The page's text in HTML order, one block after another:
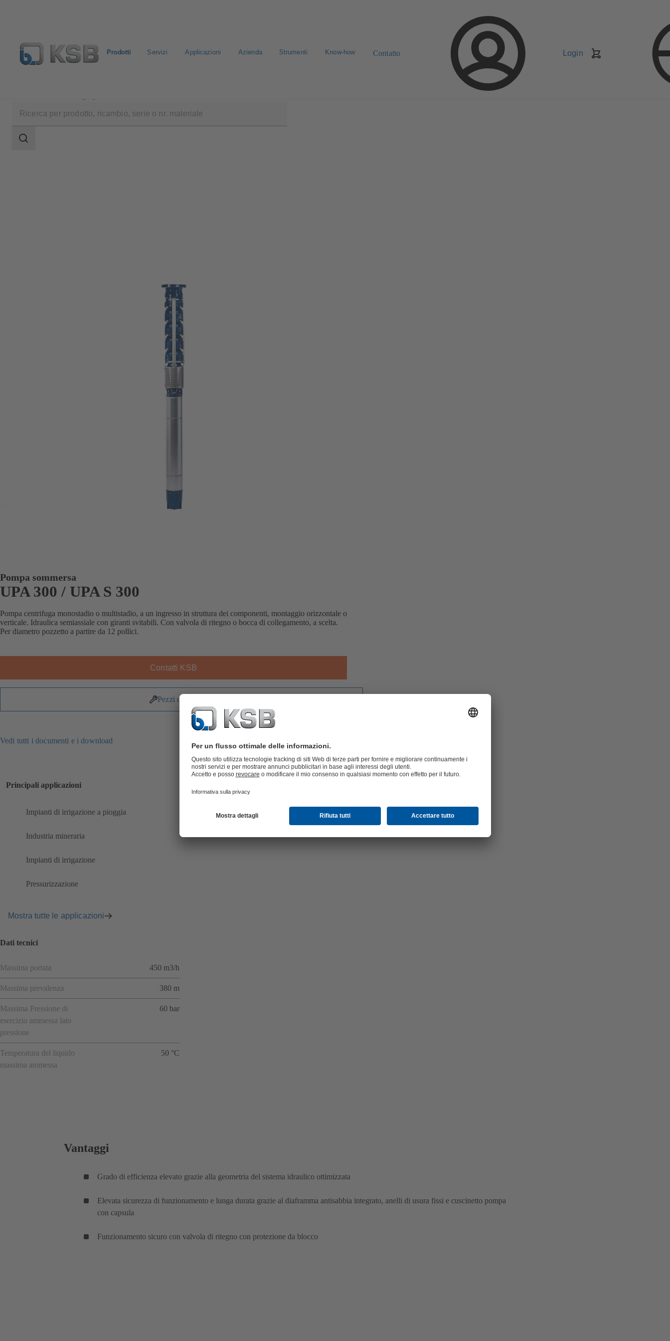
Prodotti Servizi Applicazioni Azienda Strumenti Know-how Contatto Login
della
Ambito
Pompa sommersa
UPA 300 / UPA S 300
Pompa centrifuga monostadio o multistadio, a un ingresso in struttura dei componenti, montaggio orizzontale o
verticale. Idraulica semiassiale con giranti svitabili. Con valvola di ritegno o bocca di collegamento, a scelta.
Per diametro pozzetto a partire da 12 pollici.
Contatti KSB
Pezzi di ricambio
Vedi tutti i documenti e i download
Principali applicazioni
Impianti di irrigazione a pioggia
Industria mineraria
Impianti di irrigazione
Pressurizzazione
Mostra tutte le applicazioni
Dati tecnici
Massima portata 450 m3/h
Massima prevalenza 380 m
Massima Pressione di
esercizio ammessa lato
pressione
60 bar
Temperatura del liquido
massima ammessa
50 °C
Vantaggi
Grado di efficienza elevato grazie alla geometria del sistema idraulico ottimizzata
Elevata sicurezza di funzionamento e lunga durata grazie al diaframma antisabbia integrato, anelli di usura fissi e cuscinetto pompa
con capsula
Funzionamento sicuro con valvola di ritegno con protezione da blocco